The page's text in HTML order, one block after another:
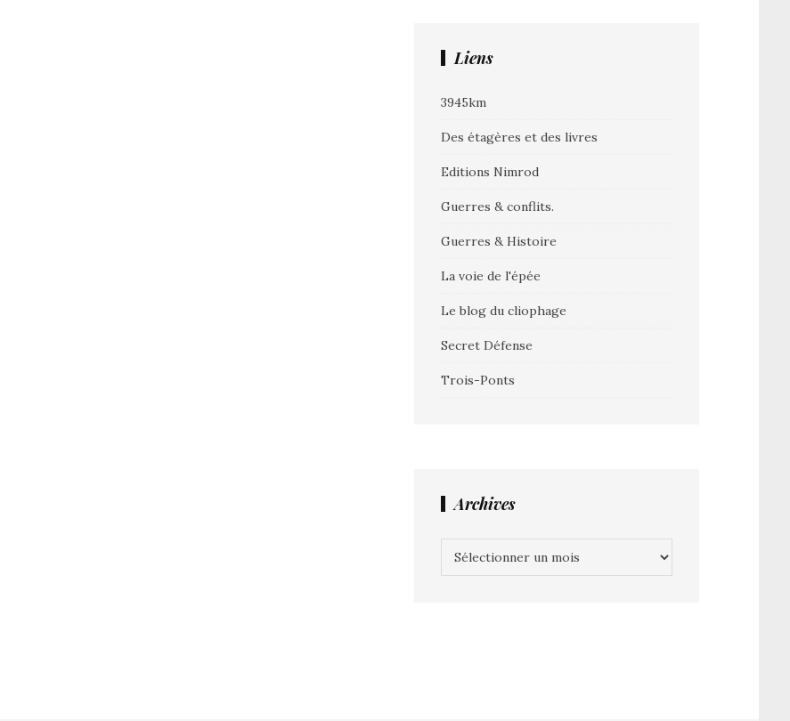
Liens
3945km
Des étagères et des livres
Editions Nimrod
Guerres & conflits.
Guerres & Histoire
La voie de l'épée
Le blog du cliophage
Secret Défense
Trois-Ponts
Archives